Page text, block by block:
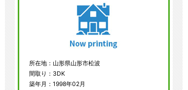
所在地：山形県山形市松波
間取り：3DK
築年月：1998年02月